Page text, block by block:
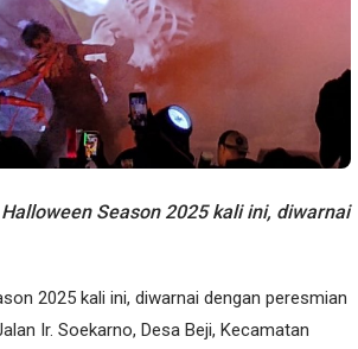
Season 2025 kali ini, diwarnai
2025 kali ini, diwarnai dengan peresmian
Ir. Soekarno, Desa Beji, Kecamatan